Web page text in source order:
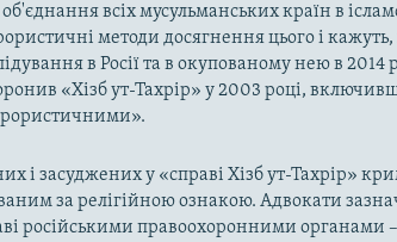
всіх мусульманських країн в
методи досягнення цього і
в Росії та в окупованому нею в 2014
«Хізб ут-Тахрір» у 2003 році,
і засуджених у «справі Хізб ут-Тахрір»
за релігійною ознакою. Адвокати
російськими правоохоронними органами